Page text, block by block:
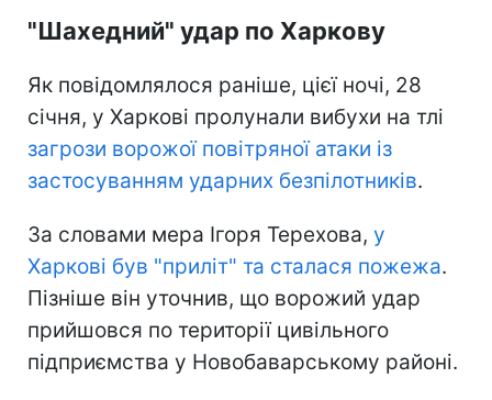
"Шахедний" удар по Харкову
Як повідомлялося раніше, цієї ночі, 28
січня, у Харкові пролунали вибухи на тлі
загрози ворожої повітряної атаки із
застосуванням ударних безпілотників.
За словами мера Ігоря Терехова, у
Харкові був "приліт" та сталася пожежа.
Пізніше він уточнив, що ворожий удар
прийшовся по території цивільного
підприємства у Новобаварському районі.